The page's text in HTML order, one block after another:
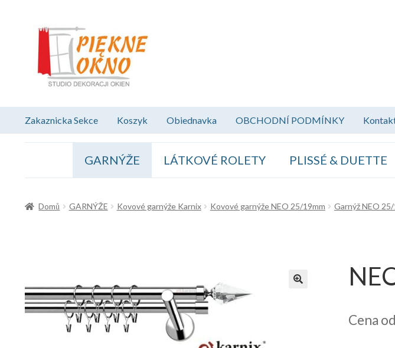
Přeskočit
navigaci
Přejít
obsahu
webu
Zakaznicka Sekce Koszyk Obiednavka OBCHODNÍ PODMÍNKY
GARNÝŽE LÁTKOVÉ ROLETY PLISSÉ & DUETTE
Domů GARNÝŽE Kovové garnýže Karnix Kovové garnýže NEO 25/19mm Garnýž NEO
Cena